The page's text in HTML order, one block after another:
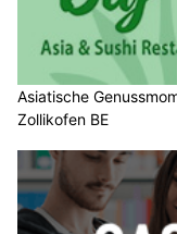
Asiatische
Zollikofen BE